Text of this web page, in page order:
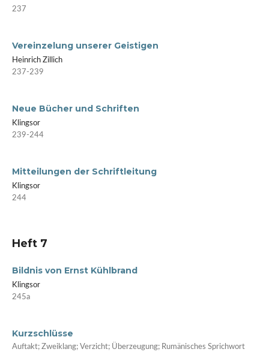
237
Vereinzelung unserer Geistigen
Heinrich Zillich
237-239
Neue Bücher und Schriften
Klingsor
239-244
Mitteilungen der Schriftleitung
Klingsor
244
Heft 7
Bildnis von Ernst Kühlbrand
Klingsor
245a
Kurzschlüsse
Auftakt; Zweiklang; Verzicht; Überzeugung; Rumänisches Sprichwort